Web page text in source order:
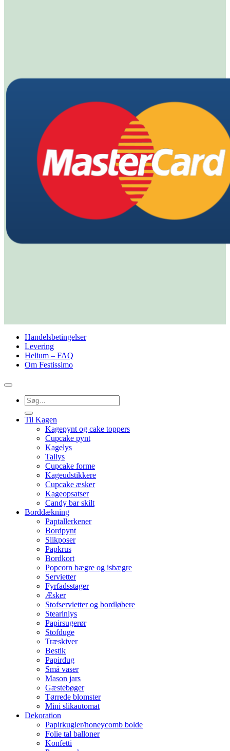
Handelsbetingelser
Levering
Helium – FAQ
Om Festissimo
Søg
efter:
Til Kagen
Kagepynt og cake toppers
Cupcake pynt
Kagelys
Tallys
Cupcake forme
Kageudstikkere
Cupcake æsker
Kageopsatser
Candy bar skilt
Borddækning
Paptallerkener
Bordpynt
Slikposer
Papkrus
Bordkort
Popcorn bægre og isbægre
Servietter
Fyrfadsstager
Æsker
Stofservietter og bordløbere
Stearinlys
Papirsugerør
Stofduge
Træskiver
Bestik
Papirdug
Små vaser
Mason jars
Gæstebøger
Tørrede blomster
Mini slikautomat
Dekoration
Papirkugler/honeycomb bolde
Folie tal balloner
Konfetti